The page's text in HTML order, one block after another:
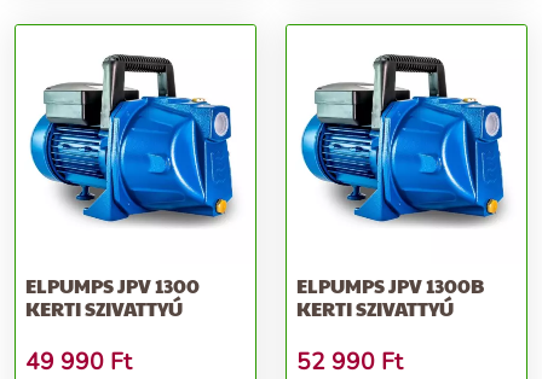
ELPUMPS JPV 1300
KERTI SZIVATTYÚ
49 990 Ft
ELPUMPS JPV 1300B
KERTI SZIVATTYÚ
52 990 Ft